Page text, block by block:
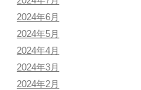
2024年6月
2024年5月
2024年4月
2024年3月
2024年2月